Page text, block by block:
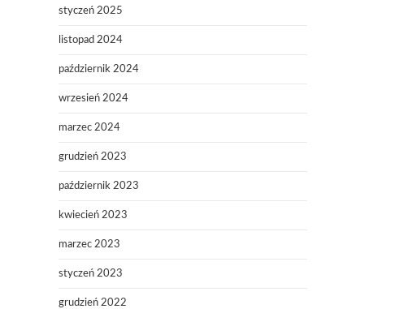
styczeń 2025
listopad 2024
październik 2024
wrzesień 2024
marzec 2024
grudzień 2023
październik 2023
kwiecień 2023
marzec 2023
styczeń 2023
grudzień 2022